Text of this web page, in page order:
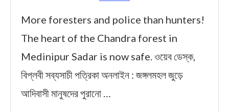
More foresters and police than hunters!
The heart of the Chandra forest in
Medinipur Sadar is now safe. ওয়েব ডেস্ক,
বিপ্লবী সব্যসাচী পত্রিকা অনলাইন : জঙ্গলমহল জুড়ে
আদিবাসী মানুষদের পুরানো …